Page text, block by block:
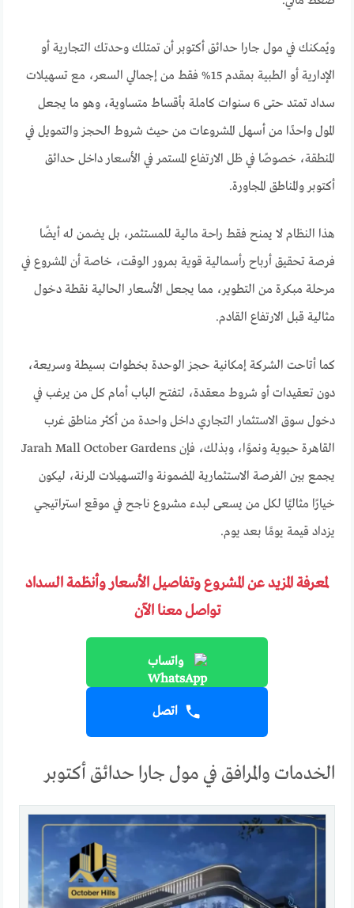
ويُمكنك في مول جارا حدائق أكتوبر أن تمتلك وحدتك التجارية أو
الإدارية أو الطبية بمقدم 15% فقط من إجمالي السعر، مع تسهيلات
سداد تمتد حتى 6 سنوات كاملة بأقساط متساوية، وهو ما يجعل
المول واحدًا من أسهل المشروعات من حيث شروط الحجز والتمويل في
المنطقة، خصوصًا في ظل الارتفاع المستمر في الأسعار داخل حدائق
أكتوبر والمناطق المجاورة.
هذا النظام لا يمنح فقط راحة مالية للمستثمر، بل يضمن له أيضًا
فرصة تحقيق أرباح رأسمالية قوية بمرور الوقت، خاصة أن المشروع في
مرحلة مبكرة من التطوير، مما يجعل الأسعار الحالية نقطة دخول
مثالية قبل الارتفاع القادم.
كما أتاحت الشركة إمكانية حجز الوحدة بخطوات بسيطة وسريعة،
دون تعقيدات أو شروط معقدة، لتفتح الباب أمام كل من يرغب في
دخول سوق الاستثمار التجاري داخل واحدة من أكثر مناطق غرب
القاهرة حيوية ونموًا، وبذلك، فإن Jarah Mall October Gardens
يجمع بين الفرصة الاستثمارية المضمونة والتسهيلات المرنة، ليكون
خيارًا مثاليًا لكل من يسعى لبدء مشروع ناجح في موقع استراتيجي
يزداد قيمة يومًا بعد يوم.
لمعرفة المزيد عن المشروع وتفاصيل الأسعار وأنظمة السداد
تواصل معنا الآن
واتساب
اتصل
الخدمات والمرافق في مول جارا حدائق أكتوبر